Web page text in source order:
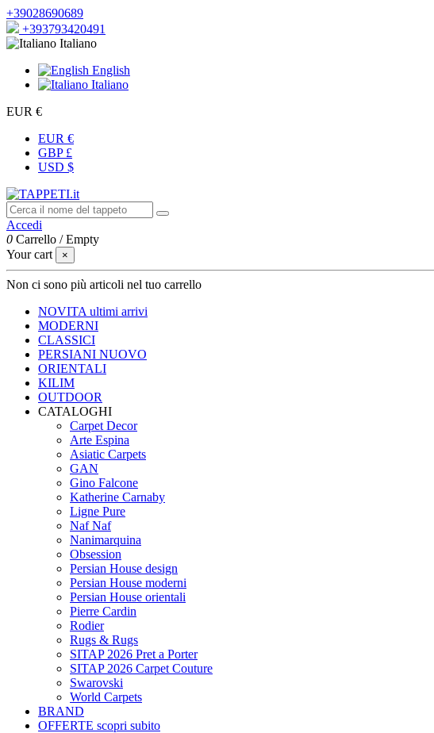
+39028690689
+393793420491
Italiano
English
Italiano
EUR €
EUR €
GBP £
USD $
Accedi
0 Carrello /Empty
Your cart
×
Non ci sono più articoli nel tuo carrello
NOVITA ultimi arrivi
MODERNI
CLASSICI
PERSIANI NUOVO
ORIENTALI
KILIM
OUTDOOR
CATALOGHI
Carpet Decor
Arte Espina
Asiatic Carpets
GAN
Gino Falcone
Katherine Carnaby
Ligne Pure
Naf Naf
Nanimarquina
Obsession
Persian House design
Persian House moderni
Persian House orientali
Pierre Cardin
Rodier
Rugs & Rugs
SITAP 2026 Pret a Porter
SITAP 2026 Carpet Couture
Swarovski
World Carpets
BRAND
OFFERTE scopri subito